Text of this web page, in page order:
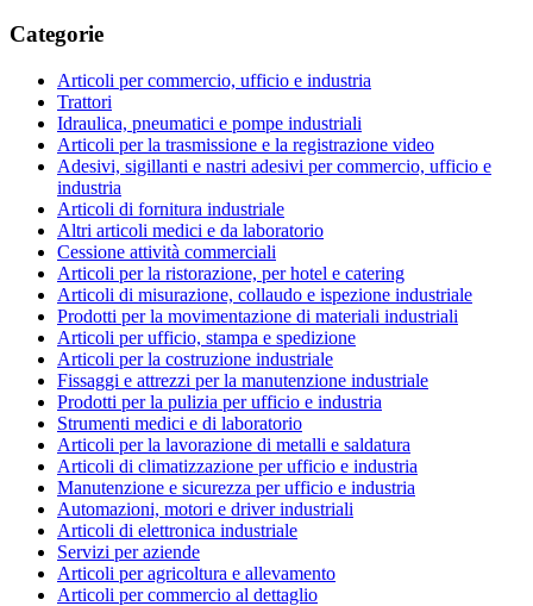
Categorie
Articoli per commercio, ufficio e industria
Trattori
Idraulica, pneumatici e pompe industriali
Articoli per la trasmissione e la registrazione video
Adesivi, sigillanti e nastri adesivi per commercio, ufficio e
industria
Articoli di fornitura industriale
Altri articoli medici e da laboratorio
Cessione attività commerciali
Articoli per la ristorazione, per hotel e catering
Articoli di misurazione, collaudo e ispezione industriale
Prodotti per la movimentazione di materiali industriali
Articoli per ufficio, stampa e spedizione
Articoli per la costruzione industriale
Fissaggi e attrezzi per la manutenzione industriale
Prodotti per la pulizia per ufficio e industria
Strumenti medici e di laboratorio
Articoli per la lavorazione di metalli e saldatura
Articoli di climatizzazione per ufficio e industria
Manutenzione e sicurezza per ufficio e industria
Automazioni, motori e driver industriali
Articoli di elettronica industriale
Servizi per aziende
Articoli per agricoltura e allevamento
Articoli per commercio al dettaglio